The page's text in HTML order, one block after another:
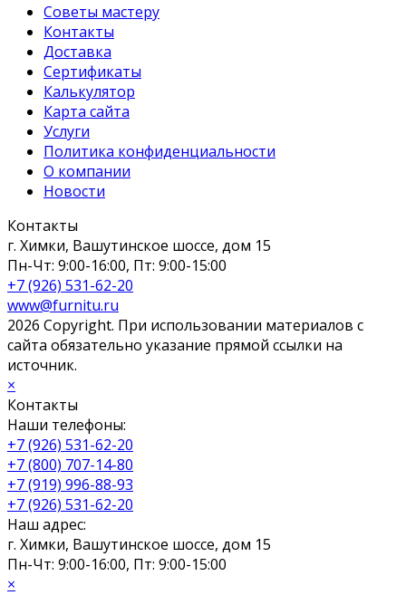
Советы мастеру
Контакты
Доставка
Сертификаты
Калькулятор
Карта сайта
Услуги
Политика конфиденциальности
О компании
Новости
Контакты
г. Химки, Вашутинское шоссе, дом 15
Пн-Чт: 9:00-16:00, Пт: 9:00-15:00
+7 (926) 531-62-20
www@furnitu.ru
2026 Copyright. При использовании материалов с
сайта обязательно указание прямой ссылки на
источник.
×
Контакты
Наши телефоны:
+7 (926) 531-62-20
+7 (800) 707-14-80
+7 (919) 996-88-93
+7 (926) 531-62-20
Наш адрес:
г. Химки, Вашутинское шоссе, дом 15
Пн-Чт: 9:00-16:00, Пт: 9:00-15:00
×